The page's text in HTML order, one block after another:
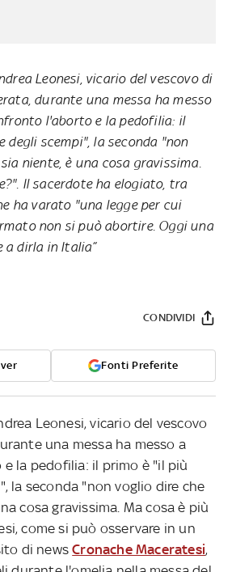
Leonesi, vicario del vescovo di
durante una messa ha messo
l'aborto e la pedofilia: il
degli scempi", la seconda "non
niente, è una cosa gravissima.
Il sacerdote ha elogiato, tra
ha varato "una legge per cui
non si può abortire. Oggi una
a dirla in Italia”
Fonti Preferite
CONDIVIDI
Leonesi, vicario del vescovo
una messa ha messo a
la pedofilia: il primo è "il più
la seconda "non voglio dire che
cosa gravissima. Ma cosa è più
come si può osservare in un
di newsCronache Maceratesi,